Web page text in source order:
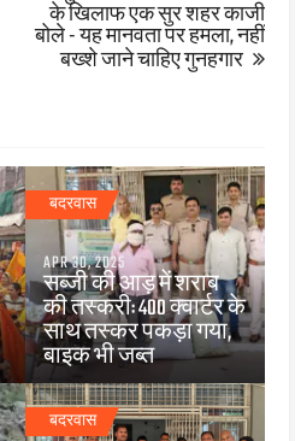
के खिलाफ एक सुर शहर काजी
बोले - यह मानवता पर हमला, नहीं
बख्शे जाने चाहिए गुनहगार
बदरवास
APR 30, 2025
सब्जी की आड़ में शराब
की तस्करी: 400 क्वार्टर के
साथ तस्कर पकड़ा गया,
बाइक भी जब्त
बदरवास